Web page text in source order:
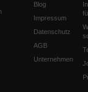
Blog
Impressum
Datenschutz
AGB
Unternehmen